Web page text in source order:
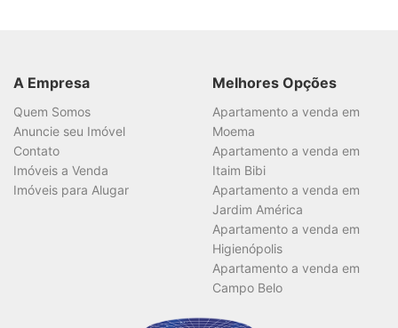
A Empresa
Quem Somos
Anuncie seu Imóvel
Contato
Imóveis a Venda
Imóveis para Alugar
Melhores Opções
Apartamento a venda em
Moema
Apartamento a venda em
Itaim Bibi
Apartamento a venda em
Jardim América
Apartamento a venda em
Higienópolis
Apartamento a venda em
Campo Belo